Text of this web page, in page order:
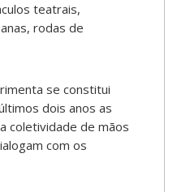
teatrais,
rodas de
se constitui
dois anos as
coletividade de mãos
com os